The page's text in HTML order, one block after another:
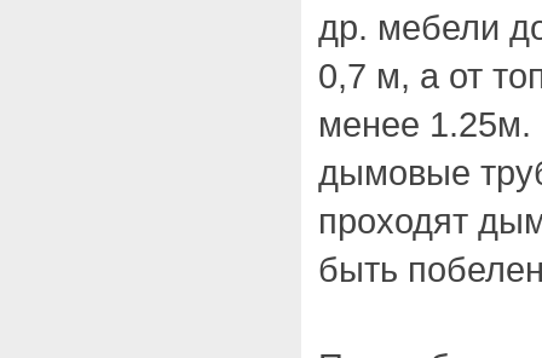
др. мебели
0,7 м, а от
менее 1.25м.
дымовые
проходят
быть